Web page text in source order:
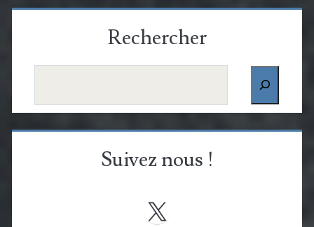
Rechercher
Suivez nous !